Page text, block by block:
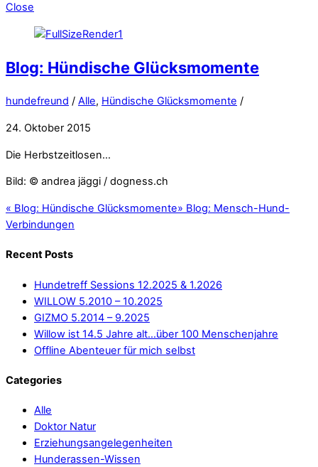
Close
Blog: Hündische Glücksmomente
hundefreund / Alle, Hündische Glücksmomente /
24. Oktober 2015
Die Herbstzeitlosen…
Bild: © andrea jäggi / dogness.ch
« Blog: Hündische Glücksmomente» Blog: Mensch-Hund-
Verbindungen
Recent Posts
Hundetreff Sessions 12.2025 & 1.2026
WILLOW 5.2010 – 10.2025
GIZMO 5.2014 – 9.2025
Willow ist 14.5 Jahre alt…über 100 Menschenjahre
Offline Abenteuer für mich selbst
Categories
Alle
Doktor Natur
Erziehungsangelegenheiten
Hunderassen-Wissen